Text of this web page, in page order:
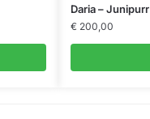
Daria – Junipurr
€ 200,00